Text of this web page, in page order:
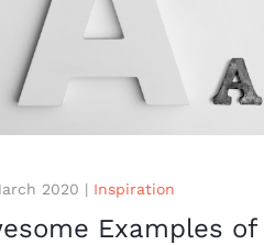
2020 | Inspiration
Examples of